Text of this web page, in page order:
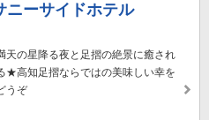
ーサイドホテル
天の星降る夜と足摺の絶景に癒され
★高知足摺ならではの美味しい幸を
うぞ